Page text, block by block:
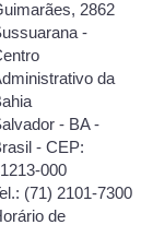
2862
-
da
- BA -
- CEP:
000
(71) 2101-7300
de